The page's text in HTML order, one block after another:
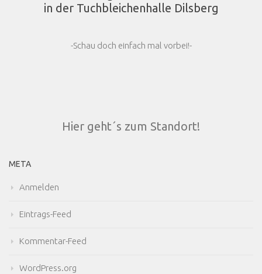
in der Tuchbleichenhalle Dilsberg
-Schau doch einfach mal vorbei!-
Hier geht´s zum Standort!
META
Anmelden
Eintrags-Feed
Kommentar-Feed
WordPress.org